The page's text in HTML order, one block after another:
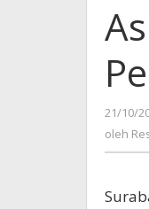
21/10/
oleh